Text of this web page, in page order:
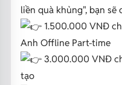
liền quà khủng", bạn sẽ
1.500.000 VNĐ
Anh Offline Part-time
3.000.000 VNĐ
tạo